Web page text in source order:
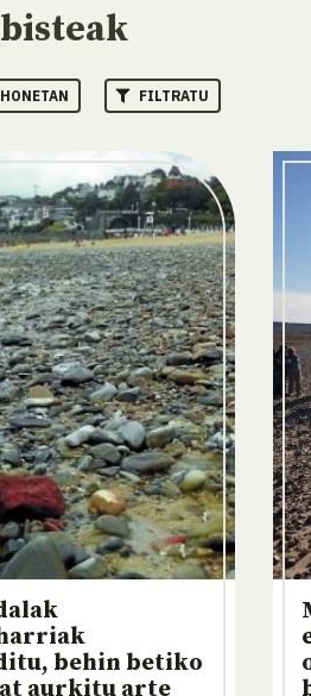
FILTRATU
behin betiko
aurkitu arte